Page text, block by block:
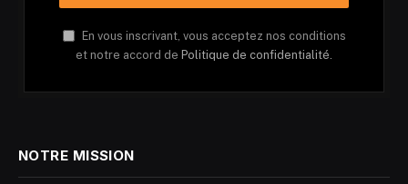
En vous inscrivant, vous acceptez nos conditions
et notre accord de Politique de confidentialité.
NOTRE MISSION